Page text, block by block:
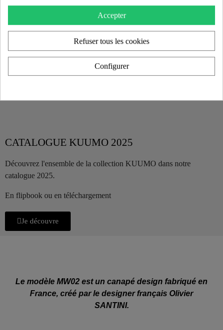
CATALOGUE KUUMO 2025
Découvrez l'ensemble de la collection KUUMO dans notre
catalogue 2025.
En flipbook ou en téléchargement
Je découvre
Le modèle MW02 est un canapé design fabriqué en
France, créé par le designer français Olivier
SANTINI.
Accepter
Refuser tous les cookies
Configurer